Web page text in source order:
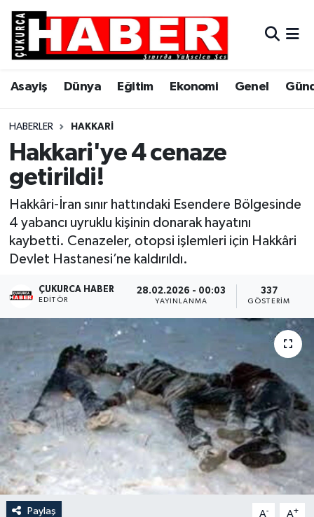
Asayiş Dünya Eğitim Ekonomi Genel
HABERLER HAKKARI
Hakkari'ye 4 cenaze
getirildi!
Hakkâri-İran sınır hattındaki Esendere Bölgesinde
4 yabancı uyruklu kişinin donarak hayatını
kaybetti. Cenazeler, otopsi işlemleri için Hakkâri
Devlet Hastanesi’ne kaldırıldı.
ÇUKURCA HABER
EDITÖR
28.02.2026 - 00:03
YAYINLANMA
337
GÖSTERIM
Paylaş A- A+
Asayiş
Dünya
Eğitim
Ekonomi
Genel
Gündem
Hakkari
Siyaset
Teknoloji
Yaşam
Hava Durumu
Trafik Durumu
Süper Lig Puan Durumu ve Fikstür
Tüm Manşetler
Son Dakika Haberleri
Haber Arşivi